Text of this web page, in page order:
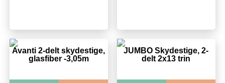
Avanti 2-delt skydestige,
glasfiber -3,05m
JUMBO Skydestige, 2-
delt 2x13 trin